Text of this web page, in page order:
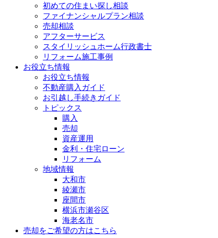
初めての住まい探し相談
ファイナンシャルプラン相談
売却相談
アフターサービス
スタイリッシュホーム行政書士
リフォーム施工事例
お役立ち情報
お役立ち情報
不動産購入ガイド
お引越し手続きガイド
トピックス
購入
売却
資産運用
金利・住宅ローン
リフォーム
地域情報
大和市
綾瀬市
座間市
横浜市瀬谷区
海老名市
売却をご希望の方はこちら